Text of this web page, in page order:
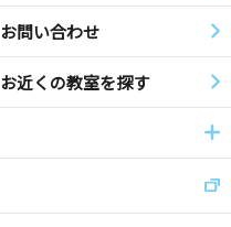
お問い合わせ
お近くの教室を探す